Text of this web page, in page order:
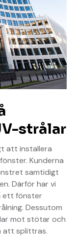
strålar
att installera
Kunderna
samtidigt
Därför har vi
ett fönster
Dessutom
mot stötar och
att splittras.